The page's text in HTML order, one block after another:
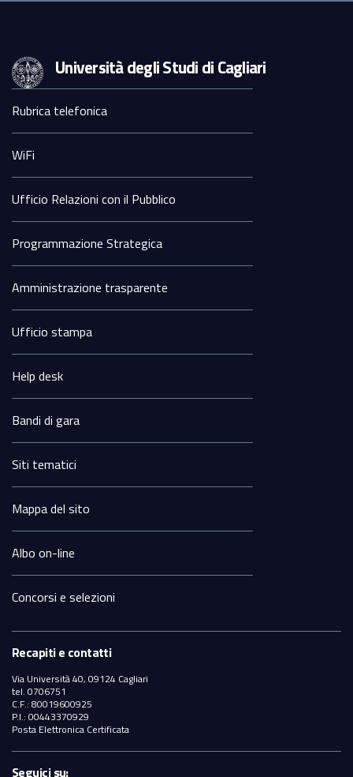
Università degli Studi di Cagliari
Sezione
Footer
Rubrica telefonica
WiFi
Ufficio Relazioni con il Pubblico
Programmazione Strategica
Amministrazione trasparente
Ufficio stampa
Help desk
Bandi di gara
Siti tematici
Mappa del sito
Albo on-line
Concorsi e selezioni
Recapiti e contatti
Via Università 40, 09124 Cagliari
tel. 0706751
C.F.: 80019600925
P.I.: 00443370929
Posta Elettronica Certificata
Seguici su: